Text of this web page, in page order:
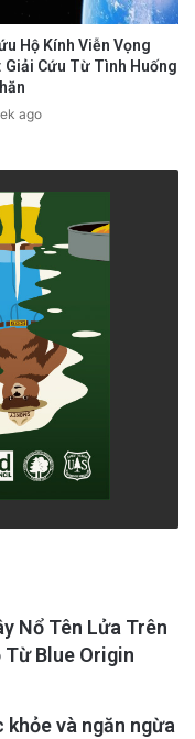
Hộ Kính Viễn Vọng
Giải Cứu Từ Tình Huống
ago
Nổ Tên Lửa Trên
Từ Blue Origin
khỏe và ngăn ngừa